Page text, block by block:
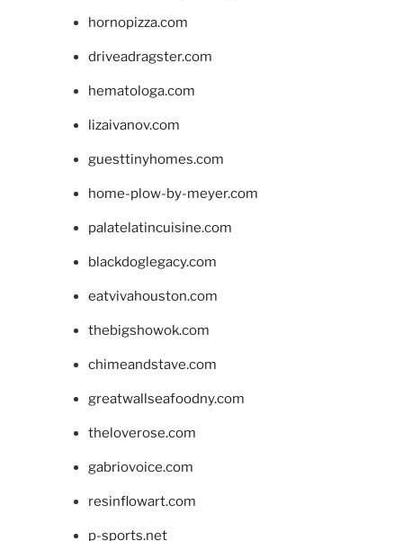
hornopizza.com
driveadragster.com
hematologa.com
lizaivanov.com
guesttinyhomes.com
home-plow-by-meyer.com
palatelatincuisine.com
blackdoglegacy.com
eatvivahouston.com
thebigshowok.com
chimeandstave.com
greatwallseafoodny.com
theloverose.com
gabriovoice.com
resinflowart.com
p-sports.net